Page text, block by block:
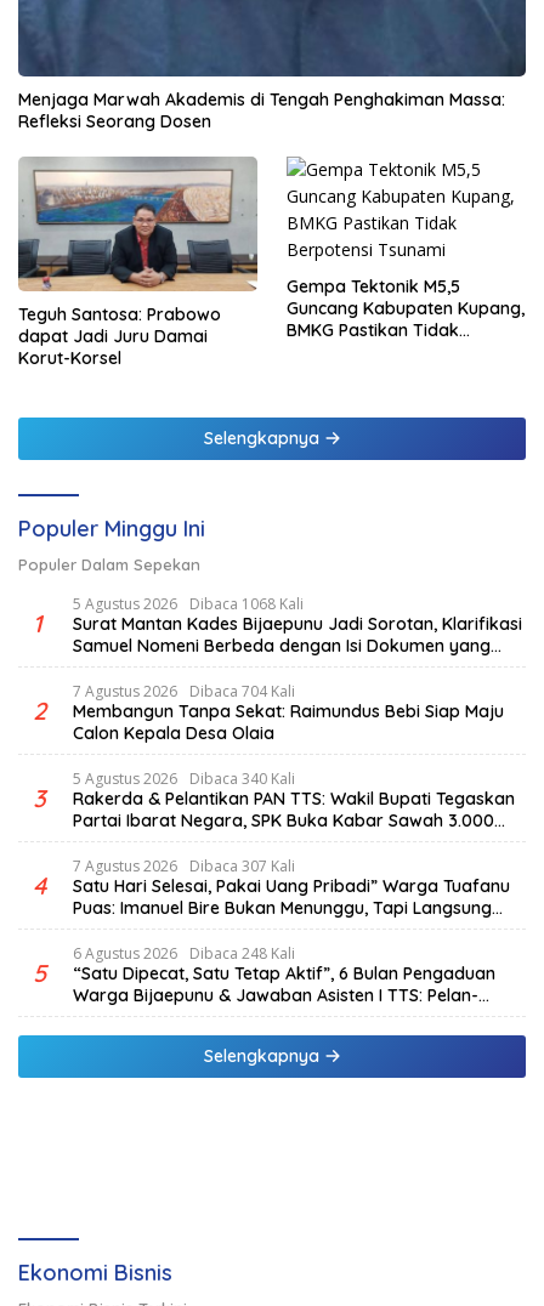
Menjaga Marwah Akademis di Tengah Penghakiman Massa:
Refleksi Seorang Dosen
Teguh Santosa: Prabowo
dapat Jadi Juru Damai
Korut-Korsel
Gempa Tektonik M5,5
Guncang Kabupaten Kupang,
BMKG Pastikan Tidak
Selengkapnya
Populer Minggu Ini
Populer Dalam Sepekan
1
5 Agustus 2026 Dibaca 1068 Kali
Surat Mantan Kades Bijaepunu Jadi Sorotan, Klarifikasi
Samuel Nomeni Berbeda dengan Isi Dokumen yang
Beredar
2
7 Agustus 2026 Dibaca 704 Kali
Membangun Tanpa Sekat: Raimundus Bebi Siap Maju
Calon Kepala Desa Olaia
3
5 Agustus 2026 Dibaca 340 Kali
Rakerda & Pelantikan PAN TTS: Wakil Bupati Tegaskan
Partai Ibarat Negara, SPK Buka Kabar Sawah 3.000
Hektar & Larangan Politik Uang
4
7 Agustus 2026 Dibaca 307 Kali
Satu Hari Selesai, Pakai Uang Pribadi” Warga Tuafanu
Puas: Imanuel Bire Bukan Menunggu, Tapi Langsung
Bekerja
5
6 Agustus 2026 Dibaca 248 Kali
“Satu Dipecat, Satu Tetap Aktif”, 6 Bulan Pengaduan
Warga Bijaepunu & Jawaban Asisten I TTS: Pelan-
pelan, Tapi Pasti.
Selengkapnya
Ekonomi Bisnis